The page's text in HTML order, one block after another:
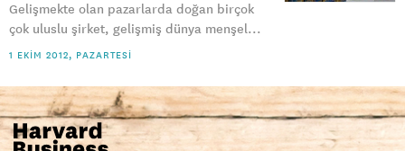
Gelişmekte olan pazarlarda doğan birçok
çok uluslu şirket, gelişmiş dünya menşel...
1 EKIM 2012, PAZARTESI